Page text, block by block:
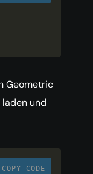
Geometric
und
COPY CODE